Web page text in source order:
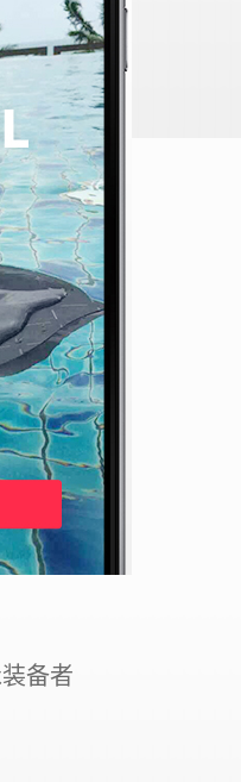
备者